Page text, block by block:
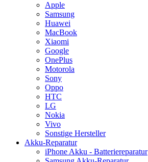
Apple
Samsung
Huawei
MacBook
Xiaomi
Google
OnePlus
Motorola
Sony
Oppo
HTC
LG
Nokia
Vivo
Sonstige Hersteller
Akku-Reparatur
iPhone Akku - Batteriereparatur